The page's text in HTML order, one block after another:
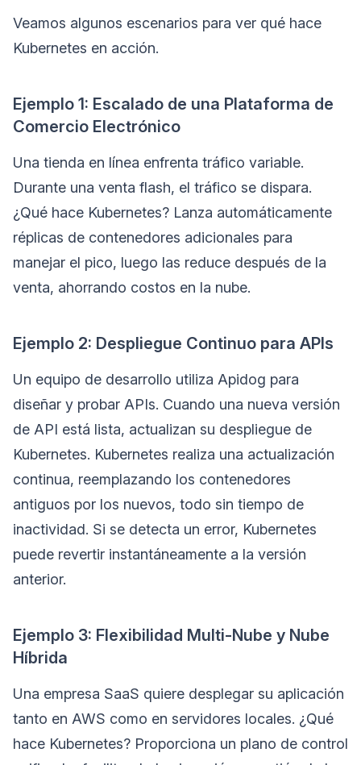
Veamos algunos escenarios para ver qué hace
Kubernetes en acción.
Ejemplo 1: Escalado de una Plataforma de
Comercio Electrónico
Una tienda en línea enfrenta tráfico variable.
Durante una venta flash, el tráfico se dispara.
¿Qué hace Kubernetes? Lanza automáticamente
réplicas de contenedores adicionales para
manejar el pico, luego las reduce después de la
venta, ahorrando costos en la nube.
Ejemplo 2: Despliegue Continuo para APIs
Un equipo de desarrollo utiliza Apidog para
diseñar y probar APIs. Cuando una nueva versión
de API está lista, actualizan su despliegue de
Kubernetes. Kubernetes realiza una actualización
continua, reemplazando los contenedores
antiguos por los nuevos, todo sin tiempo de
inactividad. Si se detecta un error, Kubernetes
puede revertir instantáneamente a la versión
anterior.
Ejemplo 3: Flexibilidad Multi-Nube y Nube
Híbrida
Una empresa SaaS quiere desplegar su aplicación
tanto en AWS como en servidores locales. ¿Qué
hace Kubernetes? Proporciona un plano de control